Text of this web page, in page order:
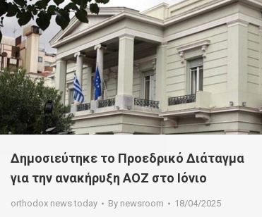
Δημοσιεύτηκε το Προεδρικό Διάταγμα
για την ανακήρυξη ΑΟΖ στο Ιόνιο
orthodox news today By newsroom 18/04/2025